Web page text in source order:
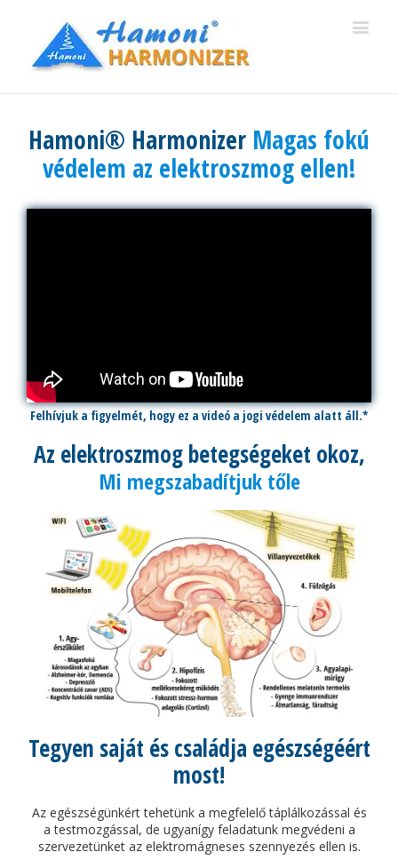
Hamoni® Harmonizer Magas fokú
védelem az elektroszmog ellen!
Felhívjuk a figyelmét, hogy ez a videó a jogi védelem alatt áll.*
Az elektroszmog betegségeket okoz,
Mi megszabadítjuk tőle
Tegyen saját és családja egészségéért
most!
Az egészségünkért tehetünk a megfelelő táplálkozással és
a testmozgással, de ugyanígy feladatunk megvédeni a
szervezetünket az elektromágneses szennyezés ellen is.